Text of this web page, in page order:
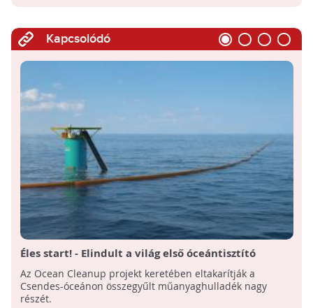
Kapcsolódó
Éles start! - Elindult a világ első óceántisztító
rendszere!
Az Ocean Cleanup projekt keretében eltakarítják a
Csendes-óceánon összegyűlt műanyaghulladék nagy
részét.